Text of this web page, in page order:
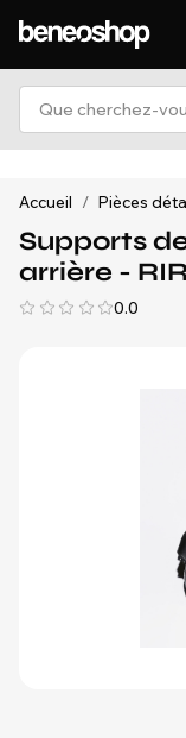
Accueil / Pièces
Supports
arrière -
0.0